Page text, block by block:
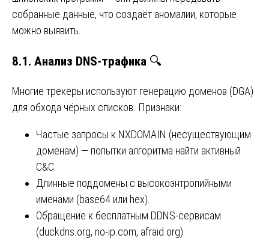
собранные данные, что создаёт аномалии, которые
можно выявить.
8.1. Анализ DNS-трафика 🔍
Многие трекеры используют генерацию доменов (DGA)
для обхода чёрных списков. Признаки:
Частые запросы к NXDOMAIN (несуществующим
доменам) — попытки алгоритма найти активный
C&C.
Длинные поддомены с высокоэнтропийными
именами (base64 или hex).
Обращение к бесплатным DDNS-сервисам
(duckdns.org, no-ip.com, afraid.org).